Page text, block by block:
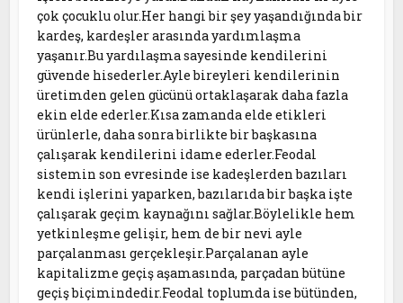
çok çocuklu olur.Her hangi bir şey yaşandığında bir
kardeş, kardeşler arasında yardımlaşma
yaşanır.Bu yardılaşma sayesinde kendilerini
güvende hisederler.Ayle bireyleri kendilerinin
üretimden gelen gücünü ortaklaşarak daha fazla
ekin elde ederler.Kısa zamanda elde etikleri
ürünlerle, daha sonra birlikte bir başkasına
çalışarak kendilerini idame ederler.Feodal
sistemin son evresinde ise kadeşlerden bazıları
kendi işlerini yaparken, bazılarıda bir başka işte
çalışarak geçim kaynağını sağlar.Böylelikle hem
yetkinleşme gelişir, hem de bir nevi ayle
parçalanması gerçekleşir.Parçalanan ayle
kapitalizme geçiş aşamasında, parçadan bütüne
geçiş biçimindedir.Feodal toplumda ise bütünden,